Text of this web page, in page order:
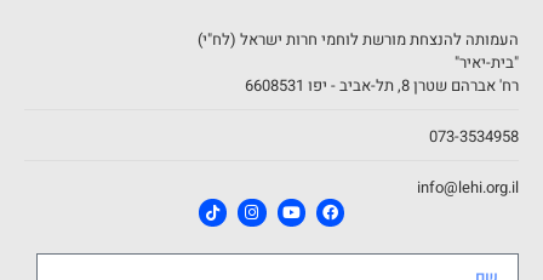
העמותה להנצחת מורשת לוחמי חרות ישראל (לח"י)
"בית-יאיר"
רח' אברהם שטרן 8, תל-אביב - יפו 6608531
073-3534958
info@lehi.org.il